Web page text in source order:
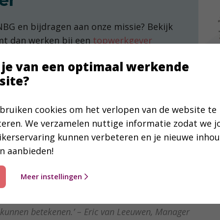
en bijdragen aan onze missie? Bekijk
dan werken bij een topwerkgever
van MonitorGroep.
mensen bij het NBG?
heel veel voldoening omdat we voor zoveel mensen
betekenen.’ – Eric van Leeuwen, Manager
je van een optimaal werkende
cookies om het verlopen van de website te
We verzamelen nuttige informatie zodat we
kunnen verbeteren en je nieuwe
aanbieden!
Meer instellingen